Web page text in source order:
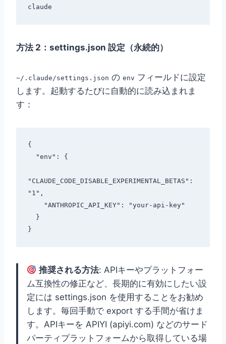
方法 2：settings.json 設定（永続的）
~/.claude/settings.json の env フィールドに設定
します。起動するたびに自動的に読み込まれま
す：
{
"CLAUDE_CODE_DISABLE_EXPERIMENTAL_BETAS":
"1",
推奨される方法: APIキーやプラットフォー
ム互換性の修正など、長期的に有効にしたい設
定には settings.json を使用することをお勧め
します。毎回手動で export する手間が省けま
す。APIキーを APIYI (apiyi.com) などのサード
パーティプラットフォームから取得している場